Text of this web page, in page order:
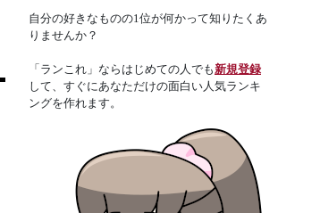
自分の好きなものの1位が何かって知りたくあ
りませんか？
「ランこれ」ならはじめての人でも新規登録
して、すぐにあなただけの面白い人気ランキ
ングを作れます。